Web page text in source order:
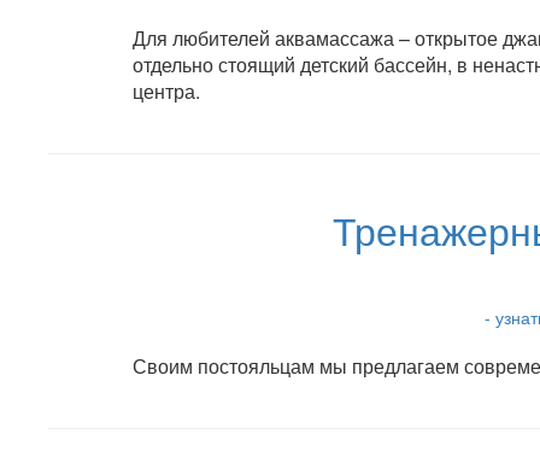
Для любителей аквамассажа – открытое
отдельно стоящий детский бассейн, в
центра.
-
Своим постояльцам мы предлагаем